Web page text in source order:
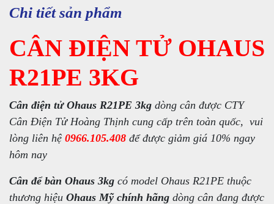
Chi tiết sản phẩm
CÂN ĐIỆN TỬ OHAUS
R21PE 3KG
Cân điện tử Ohaus R21PE 3kg dòng cân được CTY
Cân Điện Tử Hoàng Thịnh cung cấp trên toàn quốc, vui
lòng liên hệ 0966.105.408 để được giảm giá 10% ngay
hôm nay
Cân để bàn Ohaus 3kg có model Ohaus R21PE thuộc
thương hiệu Ohaus Mỹ chính hãng dòng cân đang được